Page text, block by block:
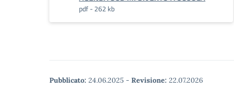
pdf - 262 kb
Pubblicato: 24.06.2025 - Revisione: 22.07.2026